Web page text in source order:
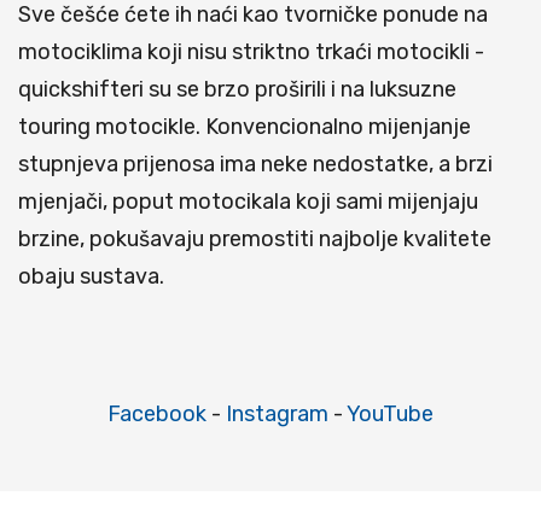
Sve češće ćete ih naći kao tvorničke ponude na
motociklima koji nisu striktno trkaći motocikli -
quickshifteri su se brzo proširili i na luksuzne
touring motocikle. Konvencionalno mijenjanje
stupnjeva prijenosa ima neke nedostatke, a brzi
mjenjači, poput motocikala koji sami mijenjaju
brzine, pokušavaju premostiti najbolje kvalitete
obaju sustava.
Facebook - Instagram -YouTube